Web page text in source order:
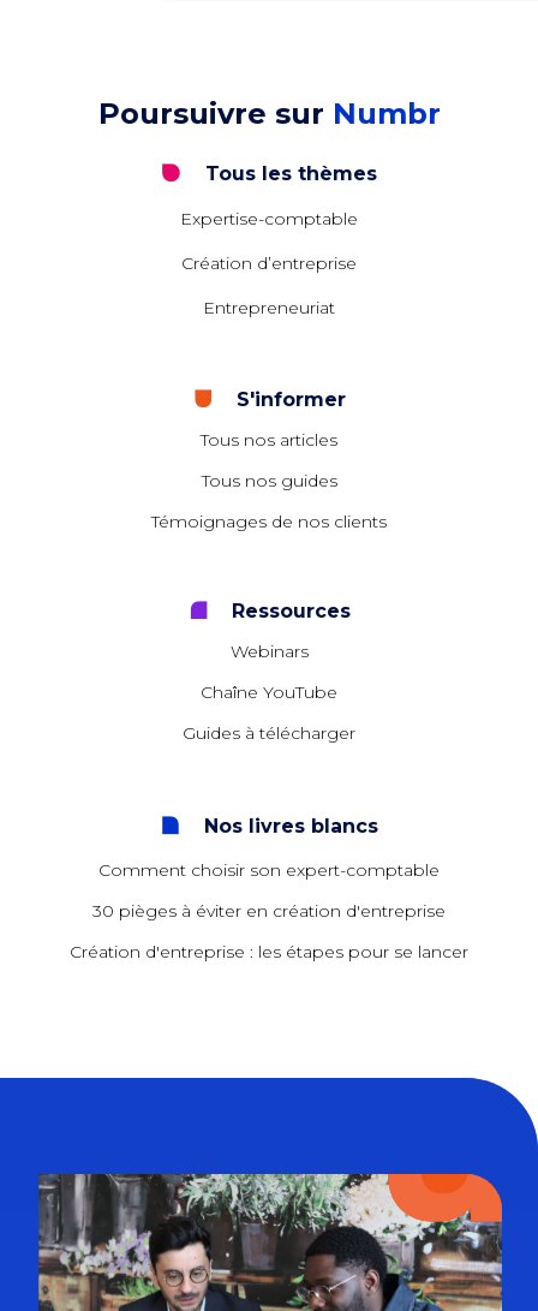
Poursuivre sur Numbr
Tous les thèmes
Expertise-comptable
Création d’entreprise
Entrepreneuriat
S'informer
Tous nos articles
Tous nos guides
Témoignages de nos clients
Ressources
Webinars
Chaîne YouTube
Guides à télécharger
Nos livres blancs
Comment choisir son expert-comptable
30 pièges à éviter en création d'entreprise
Création d'entreprise : les étapes pour se lancer